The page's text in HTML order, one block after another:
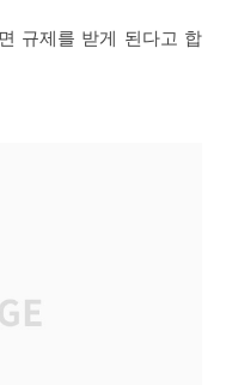
규제를 받게 된다고 합